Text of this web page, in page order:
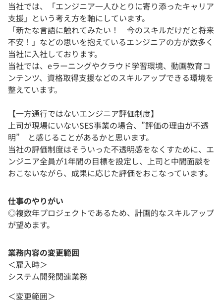
当社では、「エンジニア一人ひとりに寄り添ったキャリア
支援」という考え方を軸にしています。
「新たな言語に触れてみたい！ 今のスキルだけだと将来
不安！」などの思いを抱えているエンジニアの方が数多く
当社に入社しております。
当社では、eラーニングやクラウド学習環境、動画教育コ
ンテンツ、資格取得支援などのスキルアップできる環境を
整えています。
【一方通行ではないエンジニア評価制度】
上司が現場にいないSES事業の場合、”評価の理由が不透
明” と感じることがあるかと思います。
当社の評価制度はそういった不透明感をなくすために、エ
ンジニア全員が1年間の目標を設定し、上司と中間面談を
おこないながら、成果に応じた評価をおこなっています。
仕事のやりがい
◎複数年プロジェクトであるため、計画的なスキルアップ
が望めます。
業務内容の変更範囲
＜雇入時＞
システム開発関連業務
＜変更範囲＞